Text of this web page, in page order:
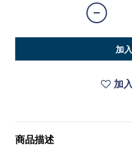
加
加
商品描述